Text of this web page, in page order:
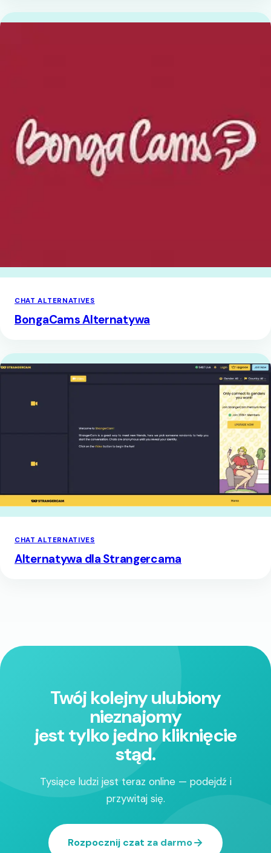
CHAT ALTERNATIVES
BongaCams Alternatywa
CHAT ALTERNATIVES
Alternatywa dla Strangercama
Twój kolejny ulubiony
nieznajomy
jest tylko jedno kliknięcie
stąd.
Tysiące ludzi jest teraz online — podejdź i
przywitaj się.
Rozpocznij czat za darmo